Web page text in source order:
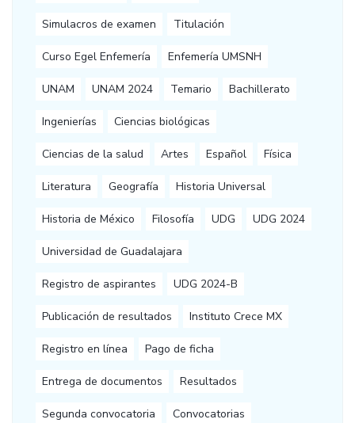
Simulacros de examen Titulación
Curso Egel Enfemería Enfemería UMSNH
UNAM UNAM 2024 Temario Bachillerato
Ingenierías Ciencias biológicas
Ciencias de la salud Artes Español Física
Literatura Geografía Historia Universal
Historia de México Filosofía UDG UDG 2024
Universidad de Guadalajara
Registro de aspirantes UDG 2024-B
Publicación de resultados Instituto Crece MX
Registro en línea Pago de ficha
Entrega de documentos Resultados
Segunda convocatoria Convocatorias